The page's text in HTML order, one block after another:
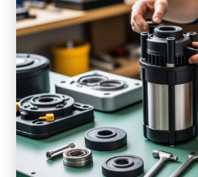
Снижение мощности
— причиной может быть
износ обмотки или
неисправность питания.